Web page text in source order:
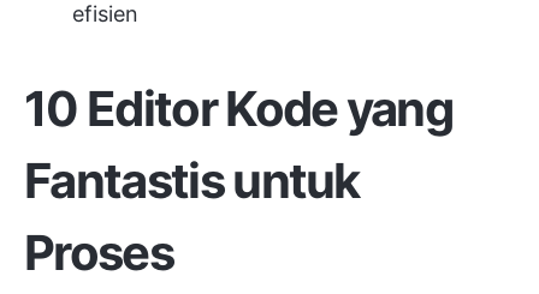
efisien
10 Editor Kode yang
Fantastis untuk
Proses